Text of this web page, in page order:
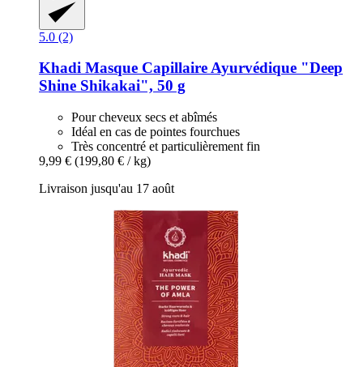
5.0 (2)
Khadi Masque Capillaire Ayurvédique "Deep
Shine Shikakai", 50 g
Pour cheveux secs et abîmés
Idéal en cas de pointes fourchues
Très concentré et particulièrement fin
9,99 € (199,80 € / kg)
Livraison jusqu'au 17 août